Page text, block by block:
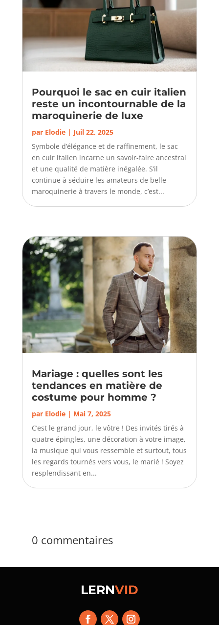
Pourquoi le sac en cuir italien
reste un incontournable de la
maroquinerie de luxe
par Elodie| Juil 22, 2025
Symbole d’élégance et de raffinement, le sac
en cuir italien incarne un savoir-faire ancestral
et une qualité de matière inégalée. S’il
continue à séduire les amateurs de belle
maroquinerie à travers le monde, c’est...
Mariage : quelles sont les
tendances en matière de
costume pour homme ?
par Elodie| Mai 7, 2025
C’est le grand jour, le vôtre ! Des invités tirés à
quatre épingles, une décoration à votre image,
la musique qui vous ressemble et surtout, tous
les regards tournés vers vous, le marié ! Soyez
resplendissant en...
0 commentaires
LERNVID